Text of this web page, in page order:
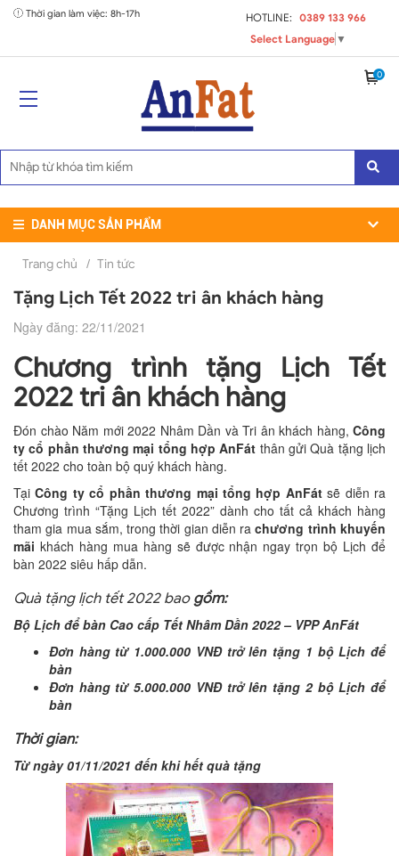
Thời gian làm việc: 8h-17h HOTLINE:
0389 133 966
Select Language ▼
0
DANH MỤC SẢN PHẨM
Trang chủ / Tin tức
Tặng Lịch Tết 2022 tri ân khách hàng
Ngày đăng: 22/11/2021
Chương trình tặng Lịch Tết
2022 tri ân khách hàng
Đón chào Năm mới 2022 Nhâm Dần và Tri ân khách hàng, Công
ty cổ phần thương mại tổng hợp AnFát thân gửi Quà tặng lịch
tết 2022 cho toàn bộ quý khách hàng.
TạiCông ty cổ phần thương mại tổng hợp AnFátsẽ diễn ra
Chương trình “Tặng Lịch tết 2022” dành cho tất cả khách hàng
tham gia mua sắm, trong thời gian diễn rachương trình khuyến
mãi khách hàng mua hàng sẽ được nhận ngay trọn bộ Lịch để
bàn 2022 siêu hấp dẫn.
Quà tặng lịch tết 2022 baogồm:
Bộ Lịch để bàn Cao cấp Tết Nhâm Dần 2022 – VPP AnFát
Đơn hàng từ 1.000.000 VNĐ trở lên tặng 1 bộ Lịch để
bàn
Đơn hàng từ 5.000.000 VNĐ trở lên tặng 2 bộ Lịch để
bàn
Thời gian:
Từ ngày 01/11/2021 đến khi hết quà tặng